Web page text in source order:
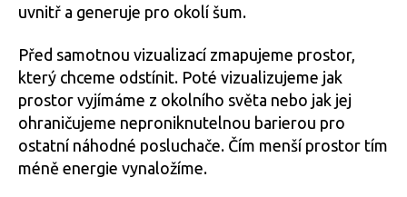
uvnitř a generuje pro okolí šum.
Před samotnou vizualizací zmapujeme prostor,
který chceme odstínit. Poté vizualizujeme jak
prostor vyjímáme z okolního světa nebo jak jej
ohraničujeme neproniknutelnou barierou pro
ostatní náhodné posluchače. Čím menší prostor tím
méně energie vynaložíme.